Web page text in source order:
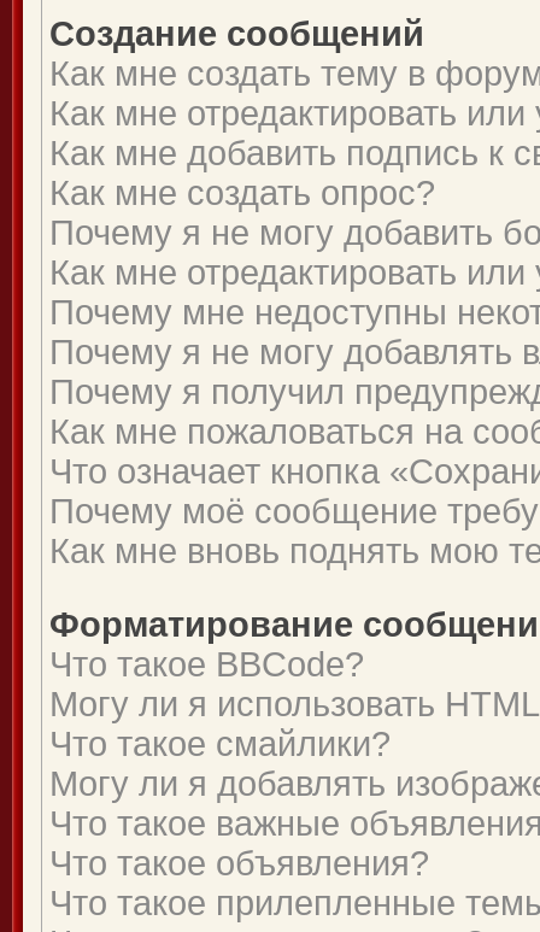
Создание сообщений
Как мне создать тему в
Как мне отредактировать
Как мне добавить подпись к
Как мне создать опрос?
Почему я не могу добавить
Как мне отредактировать
Почему мне недоступны
Почему я не могу добавлять
Почему я получил
Как мне пожаловаться на
Что означает кнопка
Почему моё сообщение
Как мне вновь поднять мою
Форматирование
Что такое BBCode?
Могу ли я использовать
Что такое смайлики?
Могу ли я добавлять
Что такое важные
Что такое объявления?
Что такое прилепленные